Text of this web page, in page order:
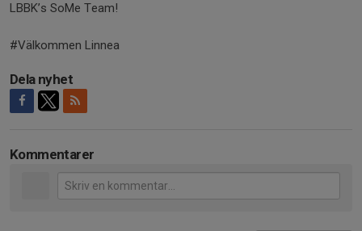
LBBK’s SoMe Team!
#Välkommen Linnea
Dela nyhet
Kommentarer